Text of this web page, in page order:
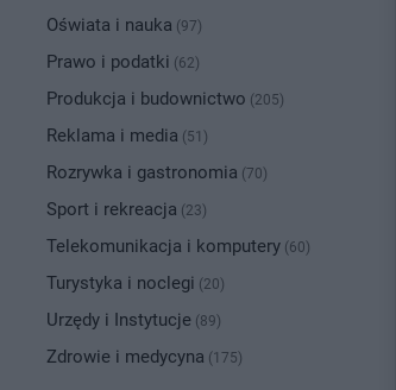
Oświata i nauka (97)
Prawo i podatki (62)
Produkcja i budownictwo (205)
Reklama i media (51)
Rozrywka i gastronomia (70)
Sport i rekreacja (23)
Telekomunikacja i komputery (60)
Turystyka i noclegi (20)
Urzędy i Instytucje (89)
Zdrowie i medycyna (175)